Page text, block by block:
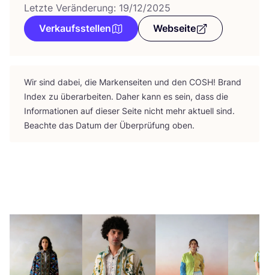
Letzte Veränderung: 19/12/2025
Verkaufsstellen
Webseite
Wir sind dabei, die Mar­ken­sei­ten und den COSH! Brand
Index zu über­ar­bei­ten. Daher kann es sein, dass die
Infor­ma­tio­nen auf die­ser Sei­te nicht mehr aktu­ell sind.
Beach­te das Datum der Über­prü­fung oben.